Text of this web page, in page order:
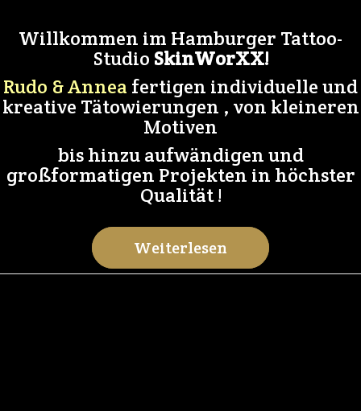
Willkommen im Hamburger Tattoo-
Studio SkinWorXX!
Rudo & Annea fertigen individuelle und
kreative Tätowierungen , von kleineren
Motiven
bis hinzu aufwändigen und
großformatigen Projekten in höchster
Qualität !
Weiterlesen